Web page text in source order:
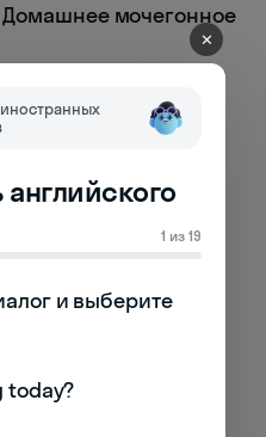
мочегонное
✕
английского
1 из 19
и выберите